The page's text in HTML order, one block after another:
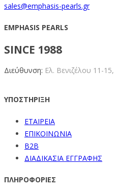
sales@emphasis-pearls.gr
EMPHASIS PEARLS
SINCE 1988
Διεύθυνση: Ελ. Βενιζέλου 11-15,
ΥΠΟΣΤΗΡΙΞΗ
ΕΤΑΙΡΕΙΑ
ΕΠΙΚΟΙΝΩΝΙΑ
B2B
ΔΙΑΔΙΚΑΣΙΑ ΕΓΓΡΑΦΗΣ
ΠΛΗΡΟΦΟΡΙΕΣ